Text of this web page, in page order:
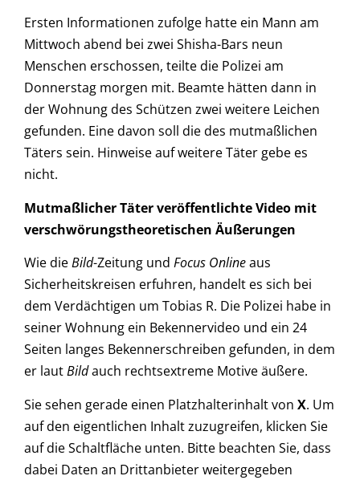
Ersten Informationen zufolge hatte ein Mann am
Mittwoch abend bei zwei Shisha-Bars neun
Menschen erschossen, teilte die Polizei am
Donnerstag morgen mit. Beamte hätten dann in
der Wohnung des Schützen zwei weitere Leichen
gefunden. Eine davon soll die des mutmaßlichen
Täters sein. Hinweise auf weitere Täter gebe es
nicht.
Mutmaßlicher Täter veröffentlichte Video mit
verschwörungstheoretischen Äußerungen
Wie dieBild-Zeitung und Focus Onlineaus
Sicherheitskreisen erfuhren, handelt es sich bei
dem Verdächtigen um Tobias R. Die Polizei habe in
seiner Wohnung ein Bekennervideo und ein 24
Seiten langes Bekennerschreiben gefunden, in dem
er lautBildauch rechtsextreme Motive äußere.
Sie sehen gerade einen Platzhalterinhalt von X. Um
auf den eigentlichen Inhalt zuzugreifen, klicken Sie
auf die Schaltfläche unten. Bitte beachten Sie, dass
dabei Daten an Drittanbieter weitergegeben